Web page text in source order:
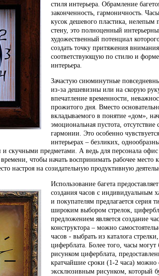
стиля интерьера. Обрамление
законченность, гармоничность.
кусок дешевого пластика, нелепым
стену, это полноценный
художественный потенциал
создать точку притяжения
соответствующую по стилю и
интерьера.
Зачастую сиюминутные
из-за дешевизны или на скорую
впечатление временности,
прожитого дня. Вместо
вкладываемого в понятие «дом»,
эмоциональная пустота, отсутствие
гармонии. Это особенно
интерьерах – безликих,
скучными предметами. А ведь для персонала
чтобы начать воспринимать рабочее место
настроя на созидательную продуктивную
Использование багета
создания часов с индивидуальным
и покупателям предлагается серия
широким выбором стрелок,
предложением является создание
конструктора – можно
часов - выбрать из каталога
циферблата. Более того, часы могут
рисунком циферблата,
кратчайшие сроки (1-2 часа) можно
эксклюзивным рисунком, который